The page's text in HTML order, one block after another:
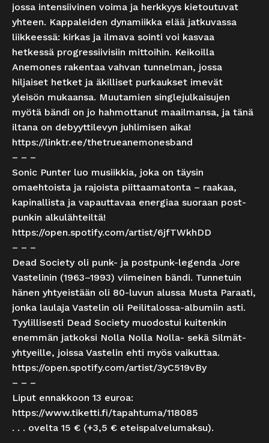
jossa intensiivinen voima ja herkkyys kietoutuvat
yhteen. Kappaleiden dynamiikka elää jatkuvassa
liikkeessä: kirkas ja ilmava sointi voi kasvaa
hetkessä progressiivisiin mittoihin. Keikoilla
Anemones rakentaa vahvan tunnelman, jossa
hiljaiset hetket ja äkilliset purkaukset imevät
yleisön mukaansa. Muutamien singlejulkaisujen
myötä bändi on jo hahmottanut maailmansa, ja tänä
iltana on debyyttilevyn juhlimisen aika!
https://linktr.ee/thetrueanemonesband
– – –
Sonic Punter luo musiikkia, joka on täysin
omaehtoista ja rajoista piittaamatonta – raakaa,
kapinallista ja vapauttavaa energiaa suoraan post-
punkin alkulähteiltä!
https://open.spotify.com/artist/6jfTWkhDD
– – –
Dead Society oli punk- ja postpunk-legenda Jore
Vastelinin (1963–1993) viimeinen bändi. Tunnetuin
hänen yhtyeistään oli 80-luvun alussa Musta Paraati,
jonka laulaja Vastelin oli Peilitalossa-albumiin asti.
Tyylillisesti Dead Society muodostui kuitenkin
enemmän jatkoksi Nolla Nolla Nolla- sekä Silmät-
yhtyeille, joissa Vastelin ehti myös vaikuttaa.
https://open.spotify.com/artist/3yC519vBy
– – –
Liput ennakkoon 13 euroa:
https://www.tiketti.fi/tapahtuma/118085
. . . ovelta 15 € (+3,5 € eteispalvelumaksu).